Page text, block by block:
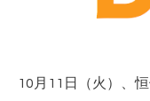
10月11日（火）、